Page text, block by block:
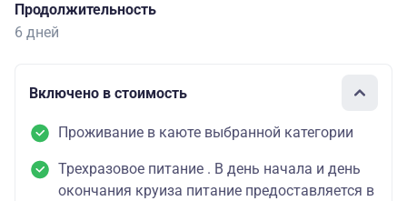
Продолжительность
6 дней
Включено в стоимость
Проживание в каюте выбранной категории
Трехразовое питание . В день начала и день
окончания круиза питание предоставляется в